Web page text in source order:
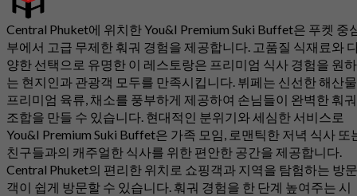
Central Phuket에 위치한 You&I Premium Suki Buffet은 푸켓 중
부에서 고급 무제한 훠궈 경험을 제공합니다. 고품질 식재료와
양한 선택으로 유명한 이 레스토랑은 프리미엄 식사 경험을 원하
는 현지인과 관광객 모두를 만족시킵니다. 뷔페는 신선한 해산
프리미엄 육류, 채소를 풍부하게 제공하여 손님들이 완벽한 훠궈
조합을 만들 수 있습니다. 현대적인 분위기와 세심한 서비스로
You&I Premium Suki Buffet은 가족 모임, 로맨틱한 저녁 식사 또
친구들과의 캐주얼한 식사를 위한 편안한 공간을 제공합니다.
Central Phuket의 편리한 위치로 쇼핑객과 지역을 탐험하는 방문
객이 쉽게 방문할 수 있습니다. 훠궈 경험을 한 단계 높여주는 시